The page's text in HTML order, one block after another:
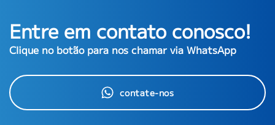
Entre em contato conosco!
Clique no botão para nos chamar via WhatsApp
contate-nos